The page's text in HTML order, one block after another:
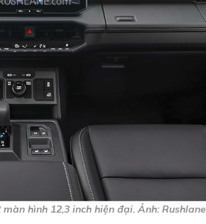
hình 12,3 inch hiện đại. Ảnh: Rushlane